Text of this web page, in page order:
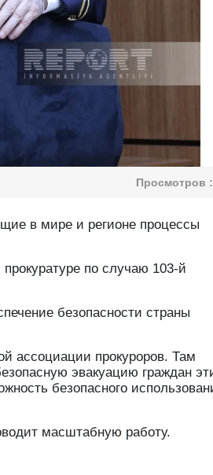
Просмотров :
в мире и регионе процессы
по случаю 103-й
безопасности страны
ассоциации прокуроров. Там
эвакуацию граждан
безопасного
масштабную работу.